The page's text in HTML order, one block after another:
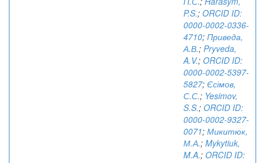
P.S.; ORCID ID:
0000-0002-0336-
4710; Приведа,
А.В.; Pryveda,
A.V.; ORCID ID:
0000-0002-5397-
5827; Єсімов,
С.С.; Yesimov,
S.S.; ORCID ID:
0000-0002-9327-
0071; Микитюк,
М.А.; Mykytiuk,
M.A.; ORCID ID: